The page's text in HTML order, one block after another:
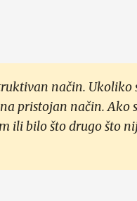
način. Ukoliko
pristojan način. Ako
ili bilo što drugo što